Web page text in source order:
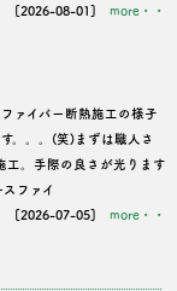
[2026-08-01] more・・
ァイバー断熱施工の様子
。。。(笑)まずは職人さ
工。手際の良さが光ります
ファイ
[2026-07-05] more・・